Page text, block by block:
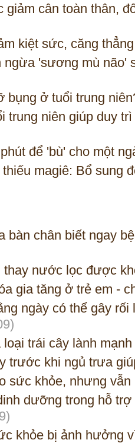
giảm cân toàn thân,
kiệt sức, căng
ngừa 'sương mù não'
bụng ở tuổi trung
trung niên giúp duy
để 'bù' cho một
magiê: Bổ sung
bàn chân biết ngay
nước lọc được
gia tăng ở trẻ em -
ngày có thể gây
trái cây lành
trước khi ngủ trưa
sức khỏe, nhưng vẫn
dưỡng trong hỗ
khỏe bị ảnh hưởng